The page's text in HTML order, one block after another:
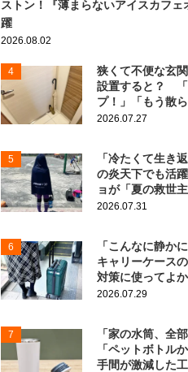
ストン！『薄まらないアイスカフェ
躍
2026.08.02
4
狭くて不便な玄
設置すると？ 「
プ！」「もう散ら
2026.07.27
5
「冷たくて生
の炎天下でも活
ョが「夏の救世
ト買ってよかった
2026.07.31
6
「こんなに静か
キャリーケース
対策に使ってよ
2026.07.29
7
「家の水筒、全
「ペットボトル
手間が激減した